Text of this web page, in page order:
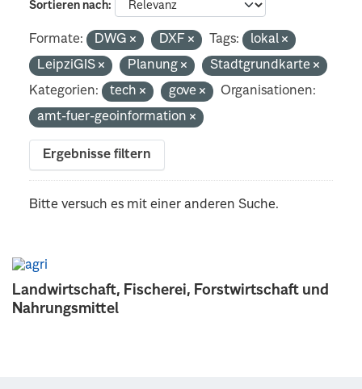
Landwirtschaft, Fischerei, Forstwirtschaft und
Nahrungsmittel
Sortieren nach
Formate: DWG DXF Tags:
lokal
LeipziGIS
Planung
Stadtgrundkarte
Kategorien:
tech gove
Organisationen:
amt-fuer-geoinformation
Ergebnisse filtern
Bitte versuch es mit einer anderen Suche.